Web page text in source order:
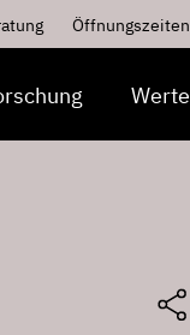
Öffnungszeiten